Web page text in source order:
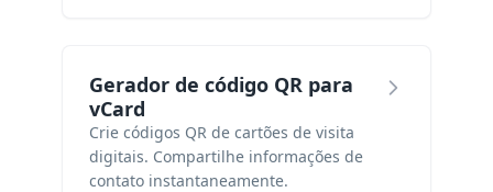
Gerador de código QR para
vCard
Crie códigos QR de cartões de visita
digitais. Compartilhe informações de
contato instantaneamente.